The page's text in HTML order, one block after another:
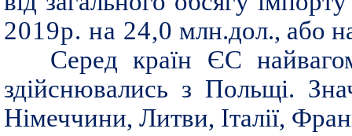
2019р. на 24,0 млн.дол., або
Серед країн ЄС
здійснювались з Польщі.
Німеччини, Литви, Італії,